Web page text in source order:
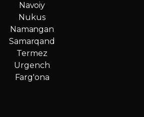
Navoiy
Nukus
Namangan
Samarqand
Termez
Urgench
Farg'ona